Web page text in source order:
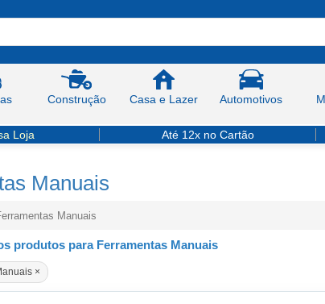
Construção Casa e Lazer Automotivos
Loja Até 12x no Cartão
Manuais
Manuais
produtos para Ferramentas Manuais
×